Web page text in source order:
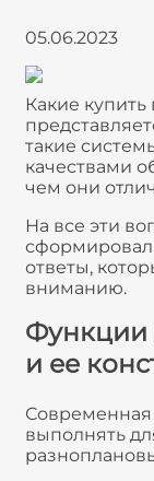
05.06.2023
Какие
такие
качествами
чем они
На все эти
ответы,
вниманию.
Функции
и ее
Современная
выполнять